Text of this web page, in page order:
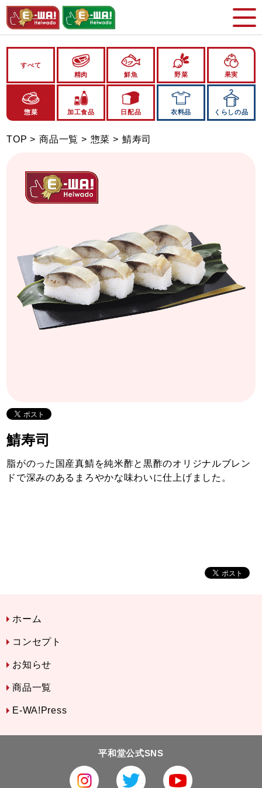
すべて
精肉
鮮魚 野菜 果実
惣菜 加工食品 日配品 衣料品 くらしの品
TOP 商品一覧 惣菜 鯖寿司
鯖寿司
脂がのった国産真鯖を純米酢と黒酢のオリジナルブレン
ドで深みのあるまろやかな味わいに仕上げました。
ホーム
コンセプト
お知らせ
商品一覧
E-WA!Press
平和堂公式SNS